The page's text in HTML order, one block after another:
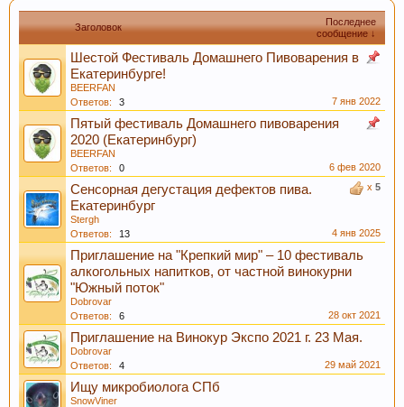
Пишите вподписьили в
пиво у вас сейчас готовится, так легче дать
четкий ответ или совет.
Если Вам нравится наш сайт, форум и
интернет-магазин, пожалуйста, поделитесь
ссылкой в соц сетях и в соц закладках. Тем
самым нас станет больше :) Спасибо!
Заголовок
Последнее
сообщение ↓
Шестой Фестиваль Домашнего Пивоварения в
Екатеринбурге!
BEERFAN
Ответов:
3 7 янв 2022
Пятый фестиваль Домашнего пивоварения
2020 (Екатеринбург)
BEERFAN
Ответов:
0
6 фев 2020
x 5
Сенсорная дегустация дефектов пива.
Екатеринбург
Stergh
Ответов:
13 4 янв 2025
Приглашение на "Крепкий мир" – 10 фестиваль
алкогольных напитков, от частной винокурни
"Южный поток"
Dobrovar
Ответов:
6 28 окт 2021
Приглашение на Винокур Экспо 2021 г. 23 Мая.
Dobrovar
Ответов:
4 29 май 2021
Ищу микробиолога СПб
SnowViner